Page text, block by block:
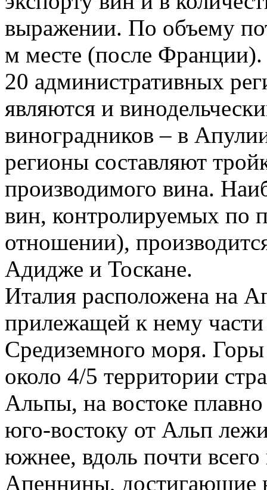
выражении. По объему
м месте (после
20 административных
являются и
виноградников – в
регионы составляют
производимого вина.
вин, контролируемых по
отношении),
Адидже и Тоскане.
Италия расположена на
прилежащей к нему части
Средиземного моря.
около 4/5 территории
Альпы, на востоке
юго-востоку от Альп
южнее, вдоль почти всего
Апеннины, достигающие